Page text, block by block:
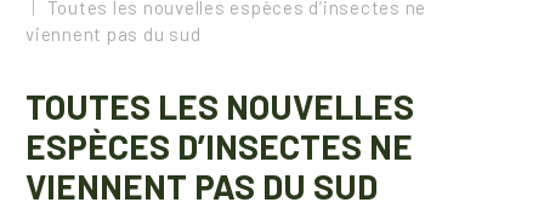
Toutes les nouvelles espèces d’insectes ne
viennent pas du sud
TOUTES LES NOUVELLES
ESPÈCES D’INSECTES NE
VIENNENT PAS DU SUD